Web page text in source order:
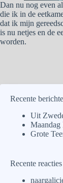
Dan nu nog even
die ik in de
dat ik mijn
is nu netjes en de
worden.
Recente
Uit
Maandag
Grote
Recente reacties